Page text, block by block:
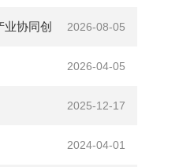
2026-08-05
协同创
2026-04-05
2025-12-17
2024-04-01